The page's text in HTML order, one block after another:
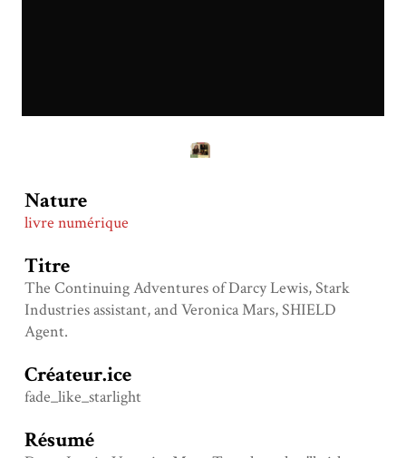
Nature
livre numérique
Titre
The Continuing Adventures of Darcy Lewis, Stark
Industries assistant, and Veronica Mars, SHIELD
Agent.
Créateur.ice
fade_like_starlight
Résumé